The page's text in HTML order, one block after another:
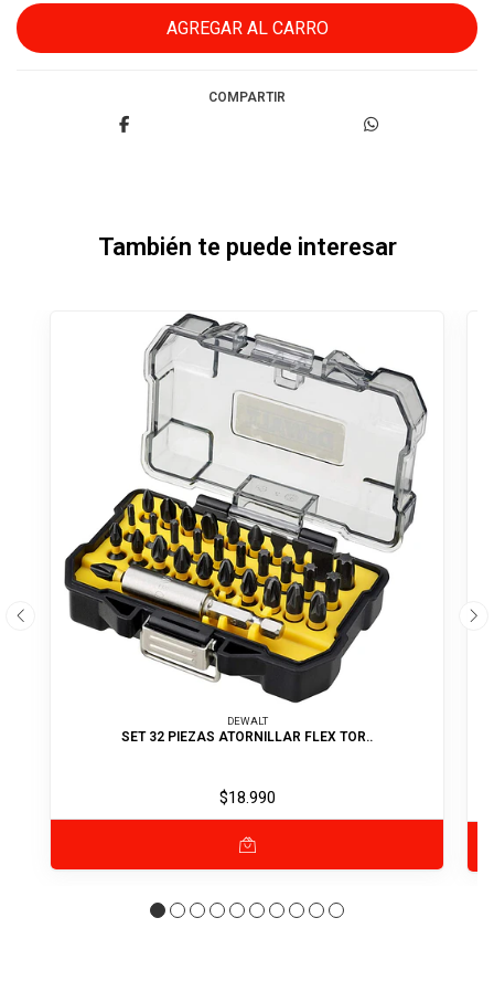
COMPARTIR
También te puede interesar
DEWALT
SET 32 PIEZAS ATORNILLAR FLEX TOR..
$18.990